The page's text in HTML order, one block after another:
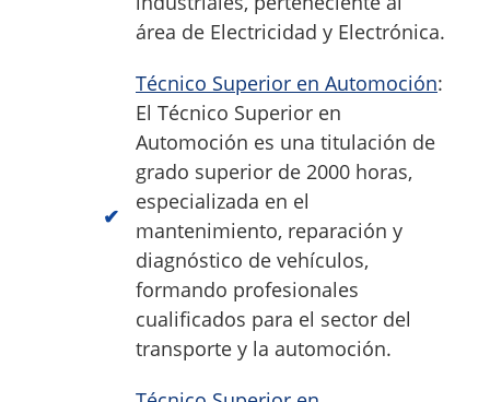
área de Electricidad y Electrónica.
Técnico Superior en Automoción:
El Técnico Superior en
Automoción es una titulación de
grado superior de 2000 horas,
especializada en el
mantenimiento, reparación y
diagnóstico de vehículos,
formando profesionales
cualificados para el sector del
transporte y la automoción.